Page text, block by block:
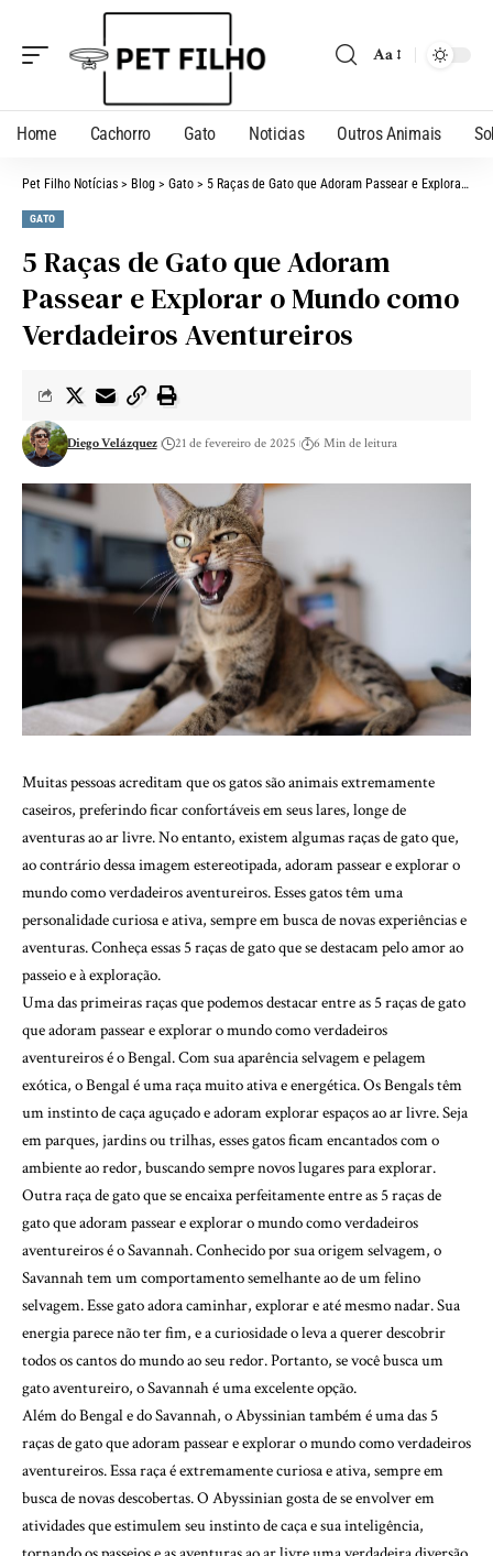
Aa
Home Cachorro Gato Noticias Outros Animais
Pet Filho Notícias > Blog > Gato > 5 Raças de Gato que Adoram Passear e Explorar o Mundo como Verdadeiros Aventureiros
GATO
5 Raças de Gato que Adoram
Passear e Explorar o Mundo como
Verdadeiros Aventureiros
Diego Velázquez 21 de fevereiro de 2025 6 Min de leitura
Muitas pessoas acreditam que os gatos são animais extremamente
caseiros, preferindo ficar confortáveis em seus lares, longe de
aventuras ao ar livre. No entanto, existem algumas raças de gato que,
ao contrário dessa imagem estereotipada, adoram passear e explorar o
mundo como verdadeiros aventureiros. Esses gatos têm uma
personalidade curiosa e ativa, sempre em busca de novas experiências e
aventuras. Conheça essas 5 raças de gato que se destacam pelo amor ao
passeio e à exploração.
Uma das primeiras raças que podemos destacar entre as 5 raças de gato
que adoram passear e explorar o mundo como verdadeiros
aventureiros é o Bengal. Com sua aparência selvagem e pelagem
exótica, o Bengal é uma raça muito ativa e energética. Os Bengals têm
um instinto de caça aguçado e adoram explorar espaços ao ar livre. Seja
em parques, jardins ou trilhas, esses gatos ficam encantados com o
ambiente ao redor, buscando sempre novos lugares para explorar.
Outra raça de gato que se encaixa perfeitamente entre as 5 raças de
gato que adoram passear e explorar o mundo como verdadeiros
aventureiros é o Savannah. Conhecido por sua origem selvagem, o
Savannah tem um comportamento semelhante ao de um felino
selvagem. Esse gato adora caminhar, explorar e até mesmo nadar. Sua
energia parece não ter fim, e a curiosidade o leva a querer descobrir
todos os cantos do mundo ao seu redor. Portanto, se você busca um
gato aventureiro, o Savannah é uma excelente opção.
Além do Bengal e do Savannah, o Abyssinian também é uma das 5
raças de gato que adoram passear e explorar o mundo como verdadeiros
aventureiros. Essa raça é extremamente curiosa e ativa, sempre em
busca de novas descobertas. O Abyssinian gosta de se envolver em
atividades que estimulem seu instinto de caça e sua inteligência,